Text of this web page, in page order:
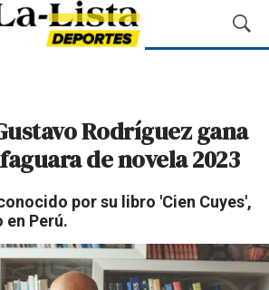
M
o
a
r
s
u
e
d
Rodríguez gana
de novela 2023
por su libro 'Cien Cuyes',
en Perú.